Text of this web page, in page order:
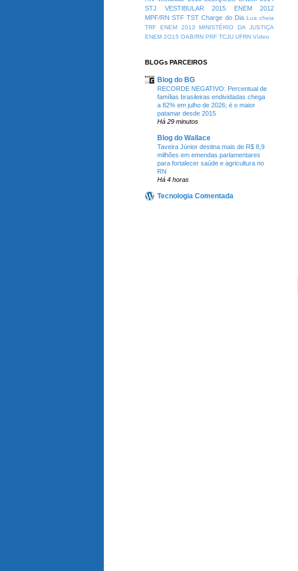
STJ
VESTIBULAR 2015
ENEM 2012
MPF/RN STF TST Charge do Dia Lua cheia
TRF
ENEM 2013
MINISTÉRIO DA JUSTIÇA
ENEM 2O15 OAB/RN PRF TCJU UFRN Vídeo
BLOGs PARCEIROS
Blog do BG
RECORDE NEGATIVO: Percentual de
famílias brasileiras endividadas chega
a 82% em julho de 2026; é o maior
patamar desde 2015
Há 29 minutos
Blog do Wallace
Taveira Júnior destina mais de R$ 8,9
milhões em emendas parlamentares
para fortalecer saúde e agricultura no
RN
Há 4 horas
Tecnologia Comentada